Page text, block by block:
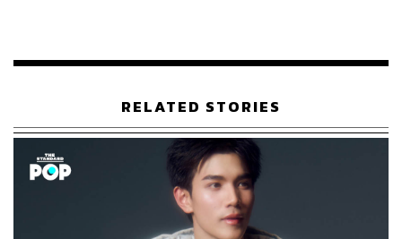
RELATED STORIES